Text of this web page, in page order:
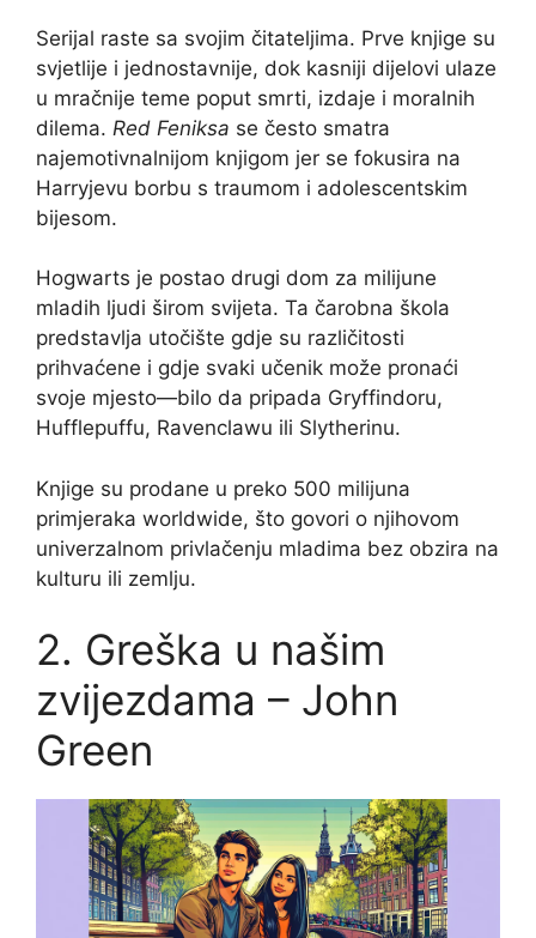
Serijal raste sa svojim čitateljima. Prve knjige su
svjetlije i jednostavnije, dok kasniji dijelovi ulaze
u mračnije teme poput smrti, izdaje i moralnih
dilema. Red Feniksa se često smatra
najemotivnalnijom knjigom jer se fokusira na
Harryjevu borbu s traumom i adolescentskim
bijesom.
Hogwarts je postao drugi dom za milijune
mladih ljudi širom svijeta. Ta čarobna škola
predstavlja utočište gdje su različitosti
prihvaćene i gdje svaki učenik može pronaći
svoje mjesto—bilo da pripada Gryffindoru,
Hufflepuffu, Ravenclawu ili Slytherinu.
Knjige su prodane u preko 500 milijuna
primjeraka worldwide, što govori o njihovom
univerzalnom privlačenju mladima bez obzira na
kulturu ili zemlju.
2. Greška u našim
zvijezdama – John
Green